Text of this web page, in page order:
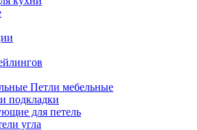
Петли мебельные
подкладки
для петель
угла